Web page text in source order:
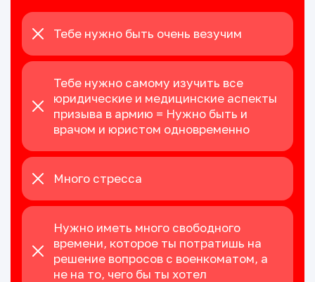
Тебе нужно быть очень везучим
Тебе нужно самому изучить все
юридические и медицинские аспекты
призыва в армию = Нужно быть и
врачом и юристом одновременно
Много стресса
Нужно иметь много свободного
времени, которое ты потратишь на
решение вопросов с военкоматом, а
не на то, чего бы ты хотел